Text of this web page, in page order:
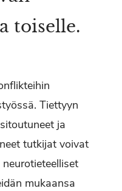
toiselle.
Tiettyyn
ja
tutkijat voivat
mukaansa